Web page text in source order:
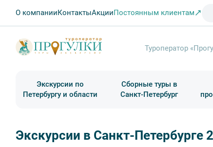
О компанииКонтактыАкцииПостоянным клиентам
Туроператор
Экскурсии по
Петербургу и области
Сборные туры в
Санкт-Петербург
Экскурсии в Санкт-Петербурге